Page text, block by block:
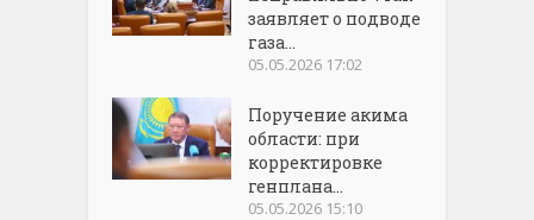
заявляет о подводе
газа...
05.05.2026 17:02
Поручение акима
области: при
корректировке
генплана...
05.05.2026 15:10